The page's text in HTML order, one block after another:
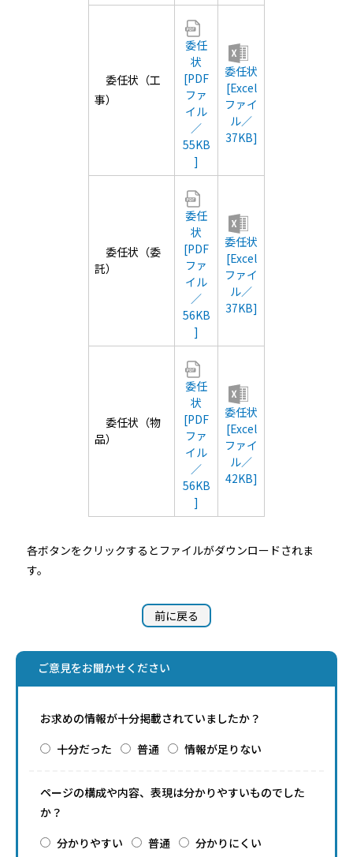
委任状（工
事）
委任
状
[PDF
ファ
イル
／
55KB
]
委任状
[Excel
ファイ
ル／
37KB]
委任状（委
託）
委任
状
[PDF
ファ
イル
／
56KB
]
委任状
[Excel
ファイ
ル／
37KB]
委任状（物
品）
委任
状
[PDF
ファ
イル
／
56KB
]
委任状
[Excel
ファイ
ル／
42KB]
各ボタンをクリックするとファイルがダウンロードされま
す。
前に戻る
ご意見をお聞かせください
お求めの情報が十分掲載されていましたか？
十分だった
普通 情報が足りない
ページの構成や内容、表現は分かりやすいものでした
か？
分かりやすい
普通 分かりにくい